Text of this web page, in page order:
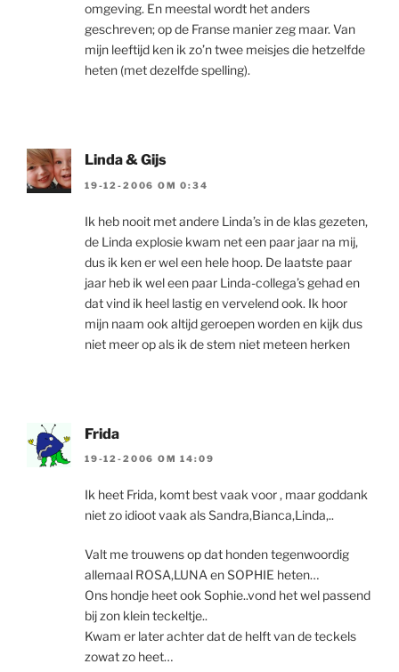
omgeving. En meestal wordt het anders
geschreven; op de Franse manier zeg maar. Van
mijn leeftijd ken ik zo’n twee meisjes die hetzelfde
heten (met dezelfde spelling).
Linda & Gijs
19-12-2006 OM 0:34
Ik heb nooit met andere Linda’s in de klas gezeten,
de Linda explosie kwam net een paar jaar na mij,
dus ik ken er wel een hele hoop. De laatste paar
jaar heb ik wel een paar Linda-collega’s gehad en
dat vind ik heel lastig en vervelend ook. Ik hoor
mijn naam ook altijd geroepen worden en kijk dus
niet meer op als ik de stem niet meteen herken
Frida
19-12-2006 OM 14:09
Ik heet Frida, komt best vaak voor , maar goddank
niet zo idioot vaak als Sandra,Bianca,Linda,..
Valt me trouwens op dat honden tegenwoordig
allemaal ROSA,LUNA en SOPHIE heten…
Ons hondje heet ook Sophie..vond het wel passend
bij zon klein teckeltje..
Kwam er later achter dat de helft van de teckels
zowat zo heet…